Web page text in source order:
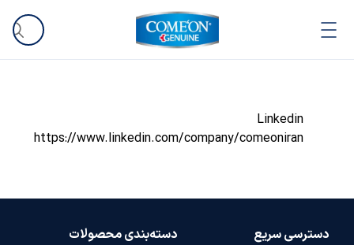
Linkedin
https://www.linkedin.com/company/comeoniran
دسترسی سریع
دسته‌بندی محصولات